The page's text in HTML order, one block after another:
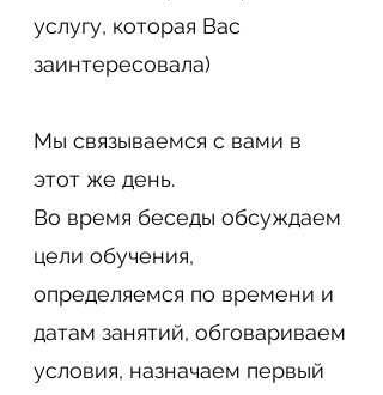
услугу, которая Вас
заинтересовала)
Мы связываемся с вами в
этот же день.
Во время беседы обсуждаем
цели обучения,
определяемся по времени и
датам занятий, обговариваем
условия, назначаем первый